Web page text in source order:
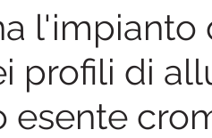
l'impianto
profili di
esente